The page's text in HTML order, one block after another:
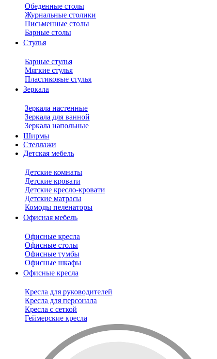
Обеденные столы
Журнальные столики
Письменные столы
Барные столы
Стулья
Барные стулья
Мягкие стулья
Пластиковые стулья
Зеркала
Зеркала настенные
Зеркала для ванной
Зеркала напольные
Ширмы
Стеллажи
Детская мебель
Детские комнаты
Детские кровати
Детские кресло-кровати
Детские матрасы
Комоды пеленаторы
Офисная мебель
Офисные кресла
Офисные столы
Офисные тумбы
Офисные шкафы
Офисные кресла
Кресла для руководителей
Кресла для персонала
Кресла с сеткой
Геймерские кресла